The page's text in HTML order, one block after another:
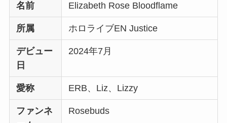
名前 Elizabeth Rose Bloodflame
所属 ホロライブEN Justice
デビュー
日
2024年7月
愛称 ERB、Liz、Lizzy
ファンネ
Rosebuds